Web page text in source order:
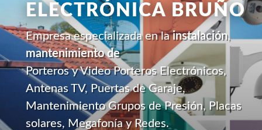
ELECTRÓNICA BRUÑO
Empresa especializada en lainstalación,
mantenimiento de
Porteros y Video Porteros Electrónicos,
Antenas TV, Puertas de Garaje,
Mantenimiento Grupos de Presión, Placas
solares, Megafonía y Redes.